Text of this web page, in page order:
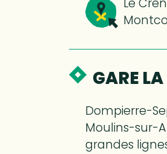
Le
GARE
Dompierre-
Moulins-sur-
grandes